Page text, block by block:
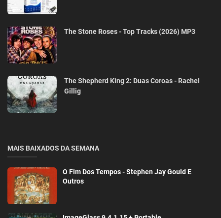
The Stone Roses - Top Tracks (2026) MP3
The Shepherd King 2: Duas Coroas - Rachel
Gillig
MAIS BAIXADOS DA SEMANA
O Fim Dos Tempos - Stephen Jay Gould E
Outros